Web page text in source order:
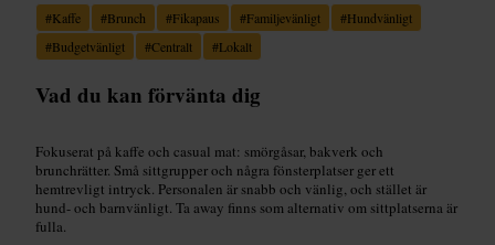
#Kaffe #Brunch #Fikapaus #Familjevänligt #Hundvänligt
#Budgetvänligt #Centralt #Lokalt
Vad du kan förvänta dig
Fokuserat på kaffe och casual mat: smörgåsar, bakverk och
brunchrätter. Små sittgrupper och några fönsterplatser ger ett
hemtrevligt intryck. Personalen är snabb och vänlig, och stället är
hund- och barnvänligt. Ta away finns som alternativ om sittplatserna är
fulla.